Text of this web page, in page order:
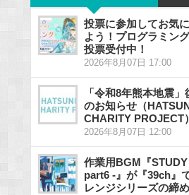
投票に参加してお気
よう！プログラミン
投票受付中！
2026年8月07日 17:00
「令和8年熊本地震
のお知らせ（
CHARITY PROJECT）
2026年8月07日 12:00
作業用BGM『
part6 -』が『39ch』
レンジシリーズの締